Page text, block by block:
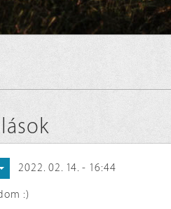
2022. 02. 14. - 16:44
:)